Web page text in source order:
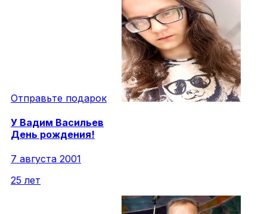
Отправьте подарок
У Вадим Васильев
День рождения!
7 августа 2001
25 лет